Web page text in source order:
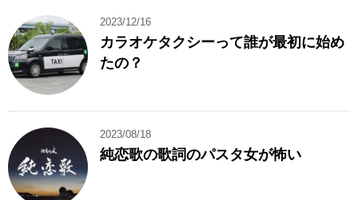
2023/12/16
カラオケタクシーって誰が最初に始め
たの？
2023/08/18
純恋歌の歌詞のパスタ女が怖い